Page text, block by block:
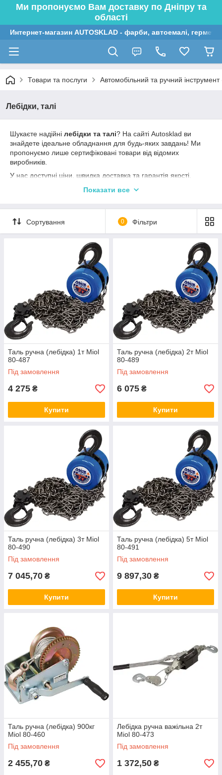
Ми пропонуємо Вам доставку по Дніпру та
області
Интернет-магазин AUTOSKLAD - фарби, автоемалі,
Товари та послуги Автомобільний та ручний
Лебідки, талі
Шукаєте надійні лебідки та талі? На сайті Autosklad ви
знайдете ідеальне обладнання для будь-яких завдань! Ми
пропонуємо лише сертифіковані товари від відомих
виробників.
У нас доступні ціни, швидка доставка та гарантія якості.
забезпечте безпеку на роботі. Купуйте у нас і працюйте з
Показати все
Сортування 0 Фільтри
Таль ручна (лебідка) 1т Miol
80-487
Під замовлення
4 275 ₴
Купити
Таль ручна (лебідка) 2т Miol
80-489
Під замовлення
6 075 ₴
Купити
Таль ручна (лебідка) 3т Miol
80-490
Під замовлення
7 045,70 ₴
Купити
Таль ручна (лебідка) 5т Miol
80-491
Під замовлення
9 897,30 ₴
Купити
Таль ручна (лебідка) 900кг
Miol 80-460
Під замовлення
2 455,70 ₴
Лебідка ручна важільна 2т
Miol 80-473
Під замовлення
1 372,50 ₴